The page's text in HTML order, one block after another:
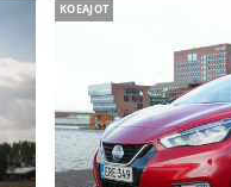
KOEAJOT